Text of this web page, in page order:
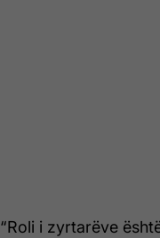
“Roli i zyrtarëve